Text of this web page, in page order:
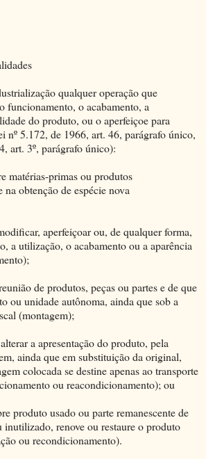
qualquer operação que
funcionamento, o acabamento, a
do produto, ou o aperfeiçoe para
nº 5.172, de 1966, art. 46, parágrafo único,
art. 3º, parágrafo único):
matérias-primas ou produtos
obtenção de espécie nova
aperfeiçoar ou, de qualquer forma,
a utilização, o acabamento ou a aparência
de produtos, peças ou partes e de que
ou unidade autônoma, ainda que sob a
(montagem);
a apresentação do produto, pela
ainda que em substituição da original,
colocada se destine apenas ao transporte
ou reacondicionamento); ou
produto usado ou parte remanescente de
renove ou restaure o produto
ou recondicionamento).